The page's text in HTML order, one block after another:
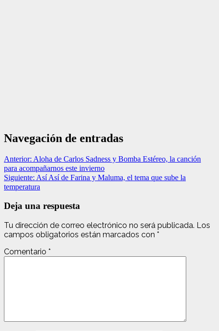
Navegación de entradas
Anterior: Aloha de Carlos Sadness y Bomba Estéreo, la canción
para acompañarnos este invierno
Siguiente: Así Así de Farina y Maluma, el tema que sube la
temperatura
Deja una respuesta
Tu dirección de correo electrónico no será publicada. Los
campos obligatorios están marcados con *
Comentario *